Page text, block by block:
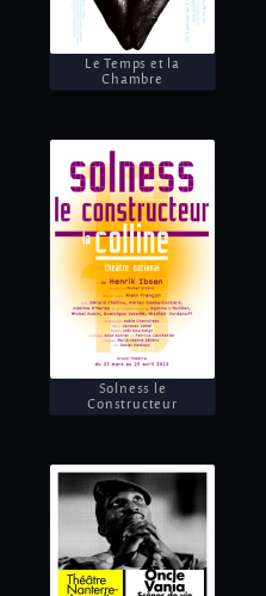
Le Temps et la
Chambre
Solness le
Constructeur